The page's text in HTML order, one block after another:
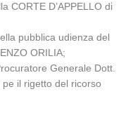
CORTE D’APPELLO di
pubblica udienza del
ORILIA;
Generale Dott.
il rigetto del ricorso